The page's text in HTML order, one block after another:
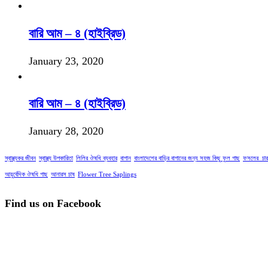
বারি আম – ৪ (হাইব্রিড)
January 23, 2020
বারি আম – ৪ (হাইব্রিড)
January 28, 2020
স্বাস্থ্যকর জীবন স্বাস্থ্য উপকারিতা লিলির ঔষধি ব্যবহার বাগান বাংলাদেশের বাড়ির বাগানের জন্য সহজ কিছু ফুল গাছ
আয়ুর্বেদিক ঔষধি গাছ আনারস চাষ Flower Tree Saplings
Find us on Facebook